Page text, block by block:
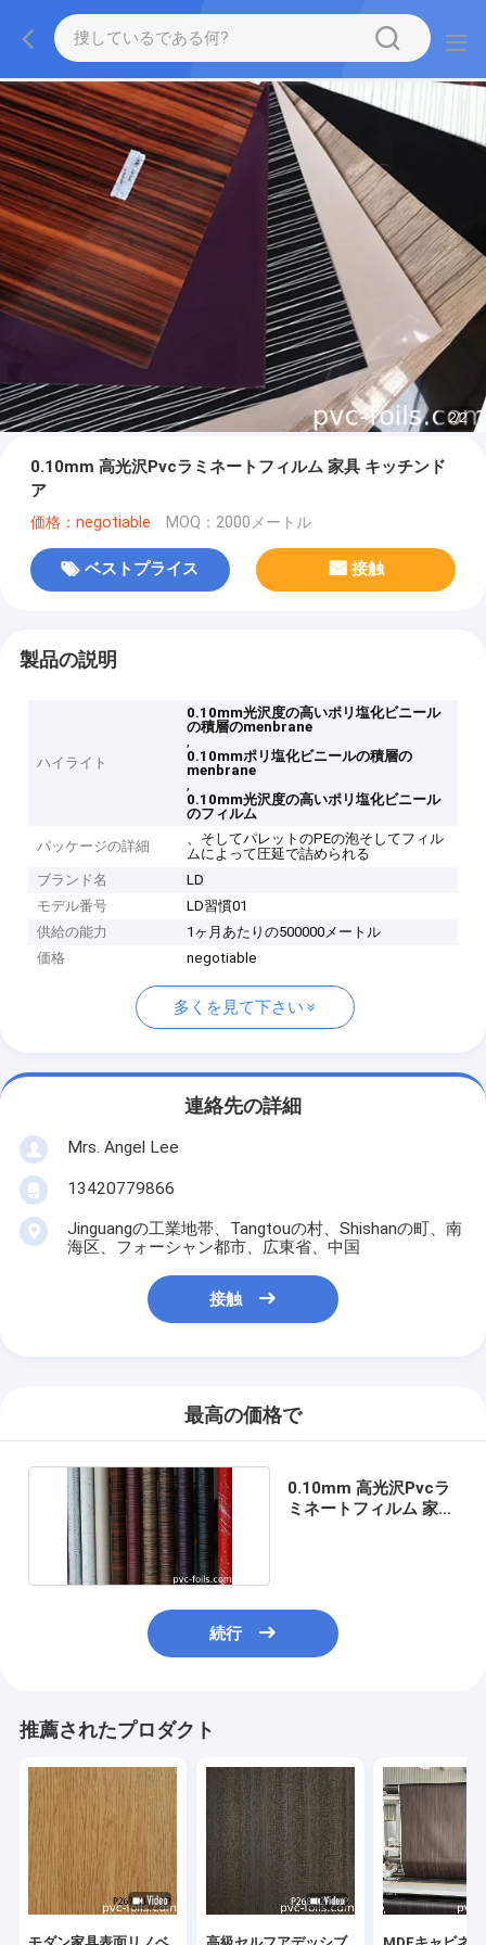
2/2
0.10mm 高光沢Pvcラミネートフィルム 家具 キッチンド
ア
価格：negotiable MOQ：2000メートル
ベストプライス 接触
製品の説明
ハイライト
0.10mm光沢度の高いポリ塩化ビニール
の積層のmenbrane
,
0.10mmポリ塩化ビニールの積層の
menbrane
,
0.10mm光沢度の高いポリ塩化ビニール
のフィルム
パッケージの詳細
、そしてパレットのPEの泡そしてフィル
ムによって圧延で詰められる
ブランド名
LD
モデル番号
LD習慣01
供給の能力
1ヶ月あたりの500000メートル
価格
negotiable
多くを見て下さい
連絡先の詳細
Mrs. Angel Lee
13420779866
Jinguangの工業地帯、Tangtouの村、Shishanの町、南
海区、フォーシャン都市、広東省、中国
接触
最高の価格で
0.10mm 高光沢Pvcラ
ミネートフィルム 家具
続行
推薦されたプロダクト